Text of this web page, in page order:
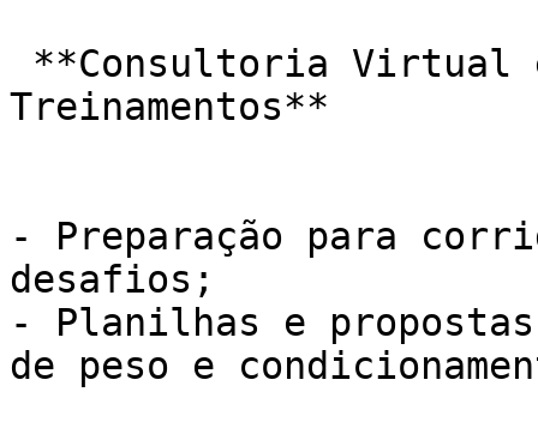
Treinamentos**
- Preparação para
desafios;
- Planilhas e
de peso e